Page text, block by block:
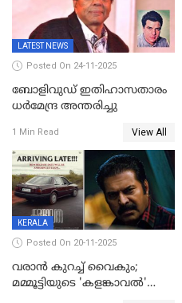
LATEST NEWS
Posted On 24-11-2025
ബോളിവുഡ് ഇതിഹാസതാരം
ധർമേന്ദ്ര അന്തരിച്ചു
1 Min Read View All
KERALA
Posted On 20-11-2025
വരാൻ കുറച്ച് വൈകും;
മമ്മൂട്ടിയുടെ 'കളങ്കാവൽ'